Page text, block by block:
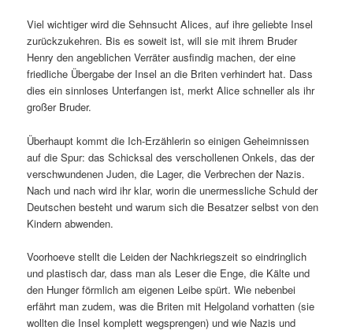
Viel wichtiger wird die Sehnsucht Alices, auf ihre geliebte Insel
zurückzukehren. Bis es soweit ist, will sie mit ihrem Bruder
Henry den angeblichen Verräter ausfindig machen, der eine
friedliche Übergabe der Insel an die Briten verhindert hat. Dass
dies ein sinnloses Unterfangen ist, merkt Alice schneller als ihr
großer Bruder.
Überhaupt kommt die Ich-Erzählerin so einigen Geheimnissen
auf die Spur: das Schicksal des verschollenen Onkels, das der
verschwundenen Juden, die Lager, die Verbrechen der Nazis.
Nach und nach wird ihr klar, worin die unermessliche Schuld der
Deutschen besteht und warum sich die Besatzer selbst von den
Kindern abwenden.
Voorhoeve stellt die Leiden der Nachkriegszeit so eindringlich
und plastisch dar, dass man als Leser die Enge, die Kälte und
den Hunger förmlich am eigenen Leibe spürt. Wie nebenbei
erfährt man zudem, was die Briten mit Helgoland vorhatten (sie
wollten die Insel komplett wegsprengen) und wie Nazis und